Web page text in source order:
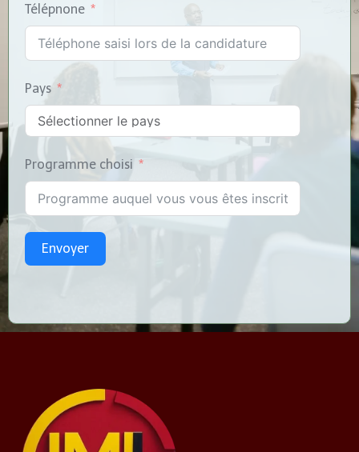
Télépnone
Pays
Programme choisi
Envoyer